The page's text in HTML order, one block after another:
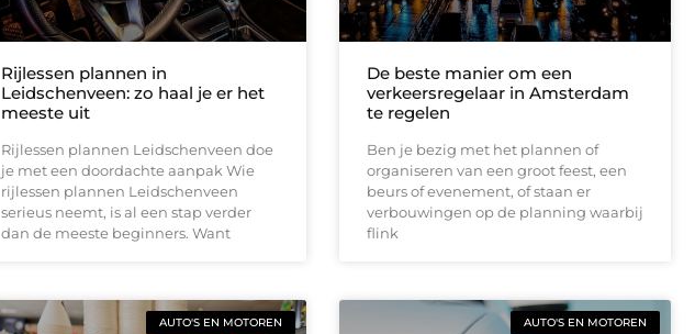
Rijlessen plannen in
Leidschenveen: zo haal je er het
meeste uit
Rijlessen plannen Leidschenveen doe
je met een doordachte aanpak Wie
rijlessen plannen Leidschenveen
serieus neemt, is al een stap verder
dan de meeste beginners. Want
De beste manier om een
verkeersregelaar in Amsterdam
te regelen
Ben je bezig met het plannen of
organiseren van een groot feest, een
beurs of evenement, of staan er
verbouwingen op de planning waarbij
flink
AUTO'S EN MOTOREN AUTO'S EN MOTOREN